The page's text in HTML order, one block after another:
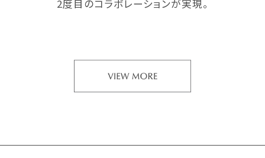
2度目のコラボレーションが実現。
リラックスタイムまで。
日々アクティブに生きる女性に